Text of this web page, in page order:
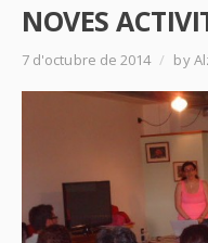
NOVES
7 d'octubre de 2014 / by